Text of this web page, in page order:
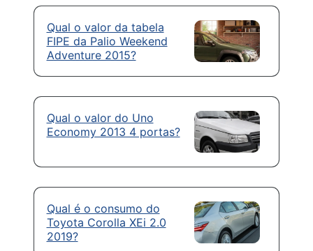
Qual o valor da tabela
FIPE da Palio Weekend
Adventure 2015?
Qual o valor do Uno
Economy 2013 4 portas?
Qual é o consumo do
Toyota Corolla XEi 2.0
2019?